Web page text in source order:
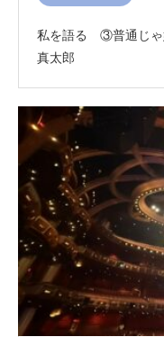
私を語る ③普通じ
真太郎